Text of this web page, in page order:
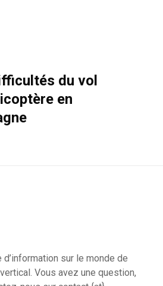
du vol
en
sur le monde de
Vous avez une question,